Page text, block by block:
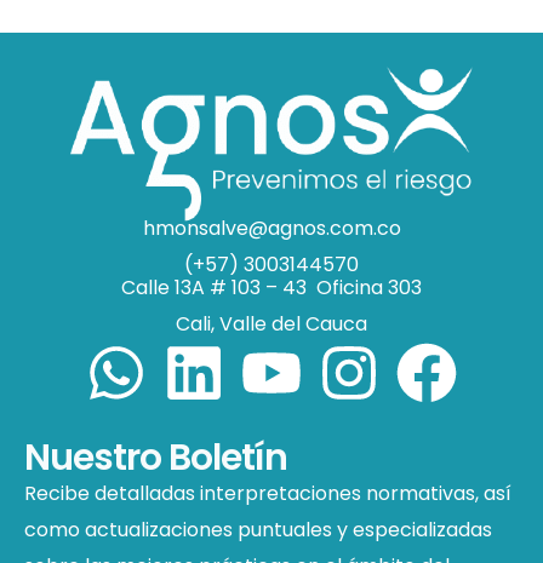
hmonsalve@agnos.com.co
(+57) 3003144570
Calle 13A # 103 – 43 Oficina 303
Cali, Valle del Cauca
Nuestro Boletín
Recibe detalladas interpretaciones normativas, así
como actualizaciones puntuales y especializadas